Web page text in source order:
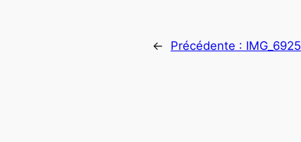
← Précédente : IMG_6925